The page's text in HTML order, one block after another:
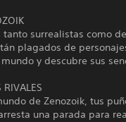
tanto surrealistas como
plagados de
y descubre sus
RIVALES
de Zenozoik, tus
una parada para